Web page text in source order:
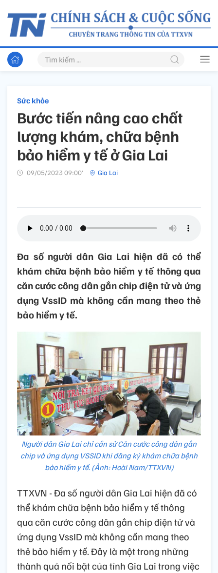
Sức khỏe
Bước tiến nâng cao chất
lượng khám, chữa bệnh
bảo hiểm y tế ở Gia Lai
09/05/2023 09:00’ Gia Lai
Đa số người dân Gia Lai hiện đã có thể
khám chữa bệnh bảo hiểm y tế thông qua
căn cước công dân gắn chip điện tử và ứng
dụng VssID mà không cần mang theo thẻ
bảo hiểm y tế.
Người dân Gia Lai chỉ cần sử Căn cước công dân gắn
chip và ứng dụng VSSID khi đăng ký khám chữa bệnh
bảo hiểm y tế. (Ảnh: Hoài Nam/TTXVN)
TTXVN - Đa số người dân Gia Lai hiện đã có
thể khám chữa bệnh bảo hiểm y tế thông
qua căn cước công dân gắn chip điện tử và
ứng dụng VssID mà không cần mang theo
thẻ bảo hiểm y tế. Đây là một trong những
thành quả nổi bật của tỉnh Gia Lai trong việc